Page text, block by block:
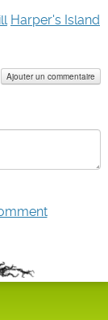
Harper's Island
Ajouter un commentaire